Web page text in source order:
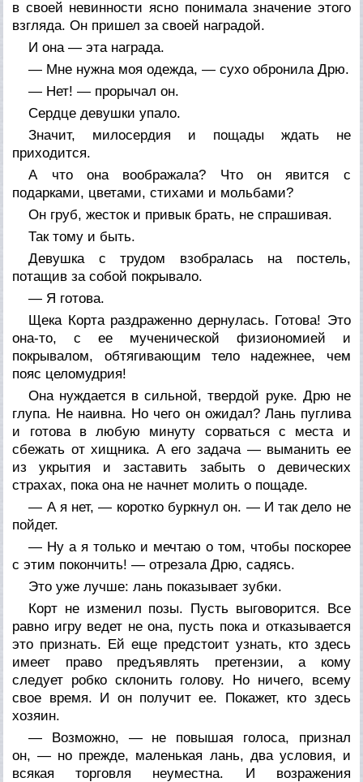
в своей невинности ясно понимала значение этого
взгляда. Он пришел за своей наградой.
И она — эта награда.
— Мне нужна моя одежда, — сухо обронила Дрю.
— Нет! — прорычал он.
Сердце девушки упало.
Значит, милосердия и пощады ждать не
приходится.
А что она воображала? Что он явится с
подарками, цветами, стихами и мольбами?
Он груб, жесток и привык брать, не спрашивая.
Так тому и быть.
Девушка с трудом взобралась на постель,
потащив за собой покрывало.
— Я готова.
Щека Корта раздраженно дернулась. Готова! Это
она-то, с ее мученической физиономией и
покрывалом, обтягивающим тело надежнее, чем
пояс целомудрия!
Она нуждается в сильной, твердой руке. Дрю не
глупа. Не наивна. Но чего он ожидал? Лань пуглива
и готова в любую минуту сорваться с места и
сбежать от хищника. А его задача — выманить ее
из укрытия и заставить забыть о девических
страхах, пока она не начнет молить о пощаде.
— А я нет, — коротко буркнул он. — И так дело не
пойдет.
— Ну а я только и мечтаю о том, чтобы поскорее
с этим покончить! — отрезала Дрю, садясь.
Это уже лучше: лань показывает зубки.
Корт не изменил позы. Пусть выговорится. Все
равно игру ведет не она, пусть пока и отказывается
это признать. Ей еще предстоит узнать, кто здесь
имеет право предъявлять претензии, а кому
следует робко склонить голову. Но ничего, всему
свое время. И он получит ее. Покажет, кто здесь
хозяин.
— Возможно, — не повышая голоса, признал
он, — но прежде, маленькая лань, два условия, и
всякая торговля неуместна. И возражения